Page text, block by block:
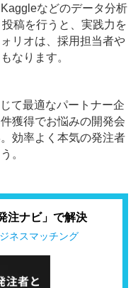
などのデータ分析
稿を行うと、実践力を
リオは、採用担当者や
なります。
て最適なパートナー企
獲得でお悩みの開発会
効率よく本気の発注者
。
注ナビ」で解決
ネスマッチング